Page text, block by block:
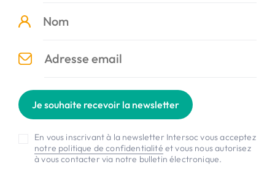
Je souhaite recevoir la newsletter
En vous inscrivant à la newsletter Intersoc vous acceptez
notre politique de confidentialité et vous nous autorisez
à vous contacter via notre bulletin électronique.